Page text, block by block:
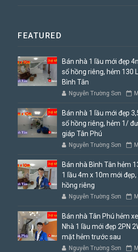
FEATURED
Bán nhà 1 lầu mới đẹp
sổ hồng riêng, hẻm 130
Bình Tân
Nguyễn Trường Sơn
Bán nhà 1 lầu mới đẹp
sổ hồng riêng, hẻm 1/
giáp Tân Phú
Nguyễn Trường Sơn
Bán nhà Bình Tân hẻm
1 lầu 4m x 10m mới đẹp,
hồng riêng
Nguyễn Trường Sơn
Bán nhà Tân Phú hẻm
Nhà 1 lầu mới đẹp 2PN
mặt hẻm trước sau
Nguyễn Trường Sơn